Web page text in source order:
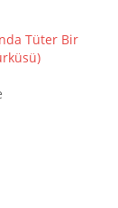
Tüter Bir